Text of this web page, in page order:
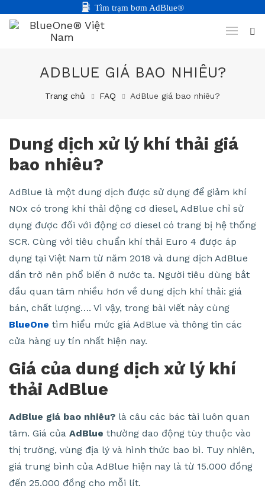
Tìm trạm bơm AdBlue®
ADBLUE GIÁ BAO NHIÊU?
Trang chủ FAQ AdBlue giá bao nhiêu?
Dung dịch xử lý khí thải giá
bao nhiêu?
AdBlue là một dung dịch được sử dụng để giảm khí
NOx có trong khí thải động cơ diesel, AdBlue chỉ sử
dụng được đối với động cơ diesel có trang bị hệ thống
SCR. Cùng với tiêu chuẩn khí thải Euro 4 được áp
dụng tại Việt Nam từ năm 2018 và dung dịch AdBlue
dần trở nên phổ biến ở nước ta. Người tiêu dùng bắt
đầu quan tâm nhiều hơn về dung dịch khí thải: giá
bán, chất lượng…. Vì vậy, trong bài viết này cùng
BlueOne tìm hiểu mức giá AdBlue và thông tin các
cửa hàng uy tín nhất hiện nay.
Giá của dung dịch xử lý khí
thải AdBlue
AdBlue giá bao nhiêu? là câu các bác tài luôn quan
tâm. Giá của AdBlue thường dao động tùy thuộc vào
thị trường, vùng địa lý và hình thức bao bì. Tuy nhiên,
giá trung bình của AdBlue hiện nay là từ 15.000 đồng
đến 25.000 đồng cho mỗi lít.